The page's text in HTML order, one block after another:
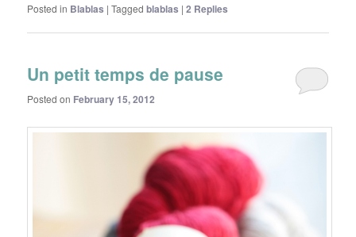
Posted in Blablas |Tagged blablas |2 Replies
Un petit temps de pause
Posted on February 15, 2012